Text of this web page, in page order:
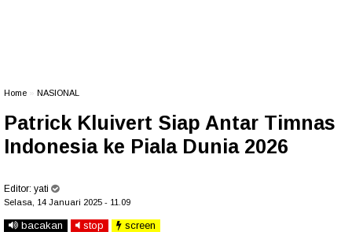
Home NASIONAL
Patrick Kluivert Siap Antar Timnas
Indonesia ke Piala Dunia 2026
Editor: yati
Selasa, 14 Januari 2025 - 11.09
bacakan stop screen